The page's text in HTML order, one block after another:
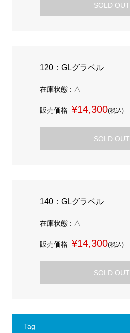
SOLD OUT
120：GLグラベル
在庫状態 : △
販売価格 ¥14,300(税込)
SOLD OUT
140：GLグラベル
在庫状態 : △
販売価格 ¥14,300(税込)
SOLD OUT
Tag